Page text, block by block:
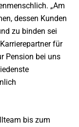
„Am
dessen Kunden
zu binden sei
für
Pension bei uns
bis zum